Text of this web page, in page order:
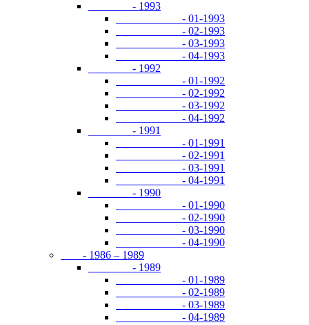
- 1993
- 01-1993
- 02-1993
- 03-1993
- 04-1993
- 1992
- 01-1992
- 02-1992
- 03-1992
- 04-1992
- 1991
- 01-1991
- 02-1991
- 03-1991
- 04-1991
- 1990
- 01-1990
- 02-1990
- 03-1990
- 04-1990
- 1986 – 1989
- 1989
- 01-1989
- 02-1989
- 03-1989
- 04-1989